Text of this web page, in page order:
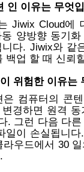
인 이유는 무엇
Jiwix Cloud에
양방향 동기
다. Jiwix와 같
백업 할 때 신뢰
위험한 이유는
컴퓨터의 콘
경하면 원격
. 그런 다음 다
일이 손실됩니
우드에서 30